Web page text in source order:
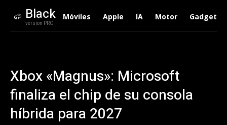
Black
version PRO
Móviles Apple IA Motor Gadgets
Xbox «Magnus»: Microsoft
finaliza el chip de su consola
híbrida para 2027